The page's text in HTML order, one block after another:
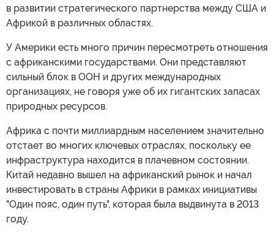
в развитии стратегического партнерства между США и
Африкой в различных областях.
У Америки есть много причин пересмотреть отношения
с африканскими государствами. Они представляют
сильный блок в ООН и других международных
организациях, не говоря уже об их гигантских запасах
природных ресурсов.
Африка с почти миллиардным населением значительно
отстает во многих ключевых отраслях, поскольку ее
инфраструктура находится в плачевном состоянии.
Китай недавно вышел на африканский рынок и начал
инвестировать в страны Африки в рамках инициативы
"Один пояс, один путь", которая была выдвинута в 2013
году.